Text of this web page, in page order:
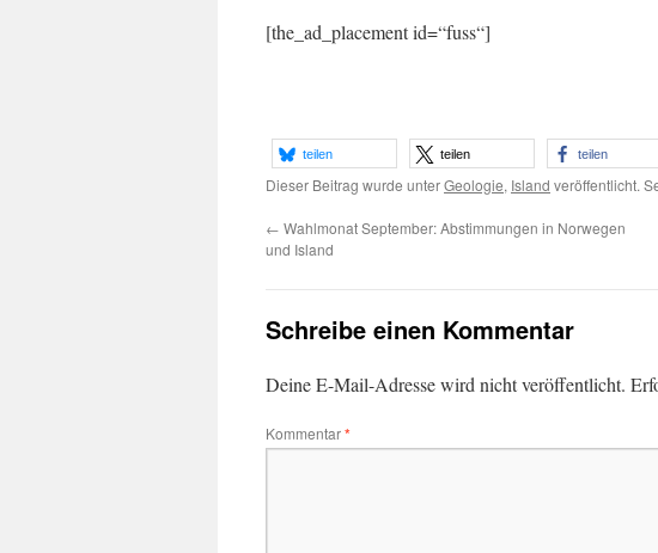
[the_ad_placement id=“fuss“]
teilen teilen teilen
Dieser Beitrag wurde unterGeologie, Island veröffentlicht.
← Wahlmonat September: Abstimmungen in Norwegen
und Island
Schreibe einen Kommentar
Deine E-Mail-Adresse wird nicht veröffentlicht.
Kommentar*